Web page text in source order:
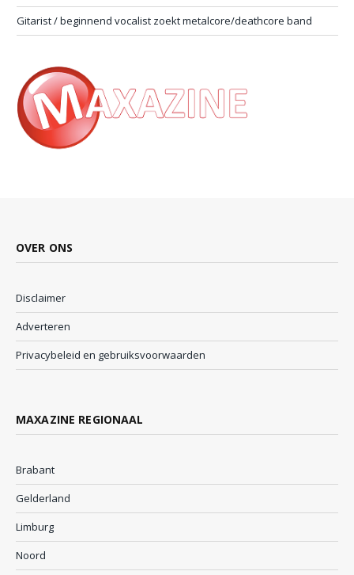
Gitarist / beginnend vocalist zoekt metalcore/deathcore band
OVER ONS
Disclaimer
Adverteren
Privacybeleid en gebruiksvoorwaarden
MAXAZINE REGIONAAL
Brabant
Gelderland
Limburg
Noord